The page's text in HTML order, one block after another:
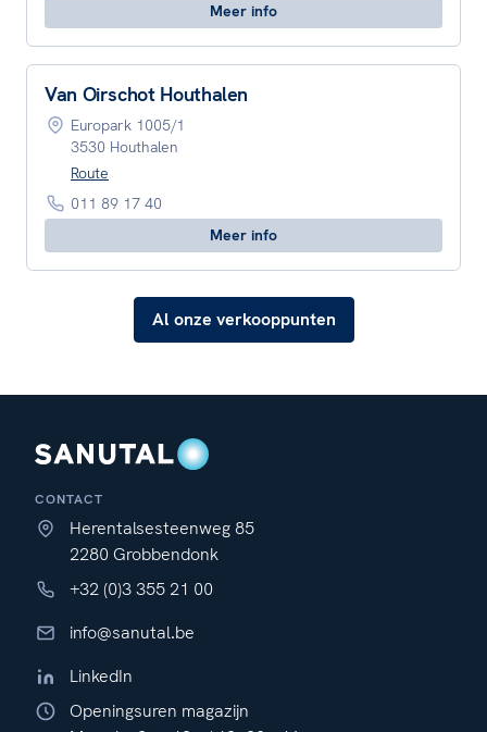
Meer info
Van Oirschot Houthalen
Europark 1005/1
3530 Houthalen
Route
011 89 17 40
Meer info
Al onze verkooppunten
CONTACT
Herentalsesteenweg 85
2280 Grobbendonk
+32 (0)3 355 21 00
info@sanutal.be
LinkedIn
Openingsuren magazijn